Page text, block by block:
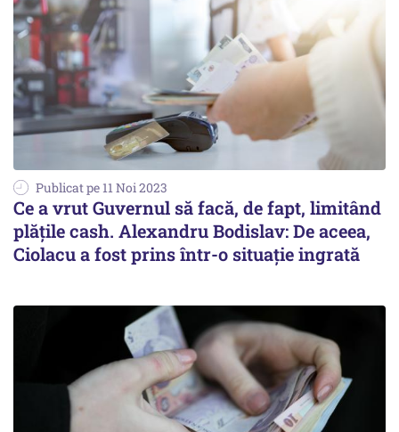
Publicat pe 11 Noi 2023
Ce a vrut Guvernul să facă, de fapt, limitând
plățile cash. Alexandru Bodislav: De aceea,
Ciolacu a fost prins într-o situaţie ingrată